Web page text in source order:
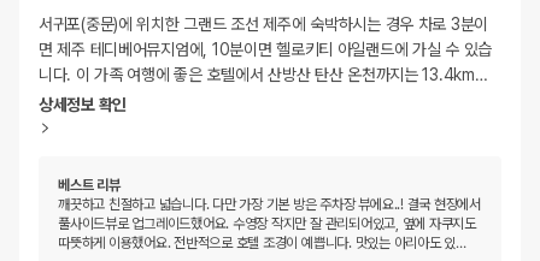
서귀포(중문)에 위치한 그랜드 조선 제주에 숙박하시는 경우 차로 3분이
면 제주 테디베어뮤지엄에, 10분이면 헬로키티 아일랜드에 가실 수 있습
니다. 이 가족 여행에 좋은 호텔에서 산방산 탄산 온천까지는 13.4km…
상세정보 확인
베스트 리뷰
깨끗하고 친절하고 넓습니다. 다만 가장 기본 방은 주차장 뷰에요..! 결국 현장에서
풀사이드뷰로 업그레이드했어요. 수영장 작지만 잘 관리되어있고, 옆에 자쿠지도
따뜻하게 이용했어요. 전반적으로 호텔 조경이 예쁩니다. 맛있는 아리아도 있…